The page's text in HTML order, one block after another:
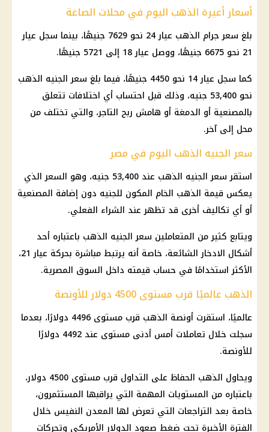
أسعار أعيرة الذهب اليوم في محلات الصاغة
بلغ سعر جرام الذهب عيار 24 نحو 7629 جنيهًا، بينما سجل عيار
21 نحو 6675 جنيهًا، ووصل عيار 18 إلى 5721 جنيهًا.
كما سجل عيار 14 نحو 4450 جنيهًا، فيما بلغ سعر الجنيه الذهب
نحو 53,400 جنيه، وذلك قبل احتساب أي اختلافات تتعلق
بالمصنعية أو الدمغة أو هامش ربح التاجر، والتي تختلف من
محل إلى آخر.
سعر الجنيه الذهب اليوم في مصر
استقرسعر الجنيه الذهب
عند 53,400 جنيه، وهو السعر الذي
يعكس قيمة الذهب الخام المكون للجنيه دون إضافة المصنعية
أو أي تكاليف أخرى قد تظهر عند الشراء الفعلي.
ويتابع كثير من المتعاملين سعر الجنيه الذهب باعتباره أحد
أشكال الادخارالشائعة، خاصة أنه يرتبط مباشرة بحركة عيار 21
،
الأكثر استخدامًا في حساب قيمته داخل السوق المصرية.
الذهب عالميًا قرب مستوى 4500 دولار للأونصة
عالميًا، استقرت أونصة الذهب
قرب مستوى 4496 دولارًا، بعدما
سجلت خلال تعاملات أمس أدنى مستوى عند 4492 دولارًا
للأونصة.
ويحاول الذهب الحفاظ على التداول قرب مستوى 4500 دولار،
باعتباره من المستويات المهمة التي يراقبها المستثمرون،
خاصة بعد التراجعات التي تعرض لها المعدن النفيس خلال
الفترة الأخيرة تحت ضغط صعود الدولارالأمريكي وتحركات